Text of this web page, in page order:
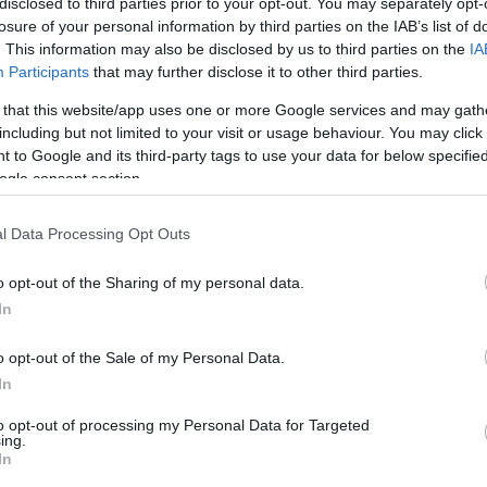
of your personal information by third parties on the IAB’s list of
This information may also be disclosed by us to third parties on the
Participants that may further disclose it to other third parties.
that this website/app uses one or more Google services and may
but not limited to your visit or usage behaviour. You may
to Google and its third-party tags to use your data for below
consent section.
Data Processing Opt Outs
opt-out of the Sharing of my personal data.
opt-out of the Sale of my Personal Data.
opt-out of processing my Personal Data for Targeted
végül biztos győzelmet arattak az Újpest felett.
OTP Bank Liga 16. fordulójának szombati
de egy mintaszerűen felépített támadás végén
közelről a kapuba.
egyik reflektor a stadionban, félhomályban
gyorsan megduplázta előnyét - Papp adta a
maradt. Egy idő után aztán ismét átvették az
szorossá tették az állást. A hajrá változatos
mellett újra kétgólossá tette előnyét, amely